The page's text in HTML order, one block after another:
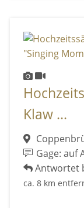
Klaw ...
Gage: auf
Antwortet
ca. 8 km